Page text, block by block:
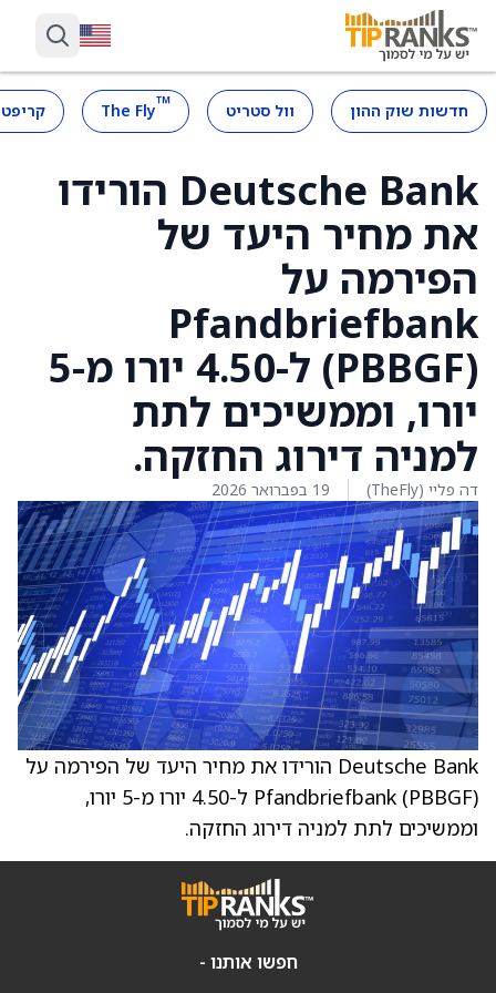
חדשות שוק ההון וול סטריט ™
The Fly
Deutsche Bank הורידו
את מחיר היעד של
הפירמה על
Pfandbriefbank
(PBBGF) ל-4.50 יורו מ-5
יורו, וממשיכים לתת
למניה דירוג החזקה.
דה פליי (TheFly) 19 בפברואר 2026
Deutsche Bank הורידו את מחיר היעד של הפירמה על
Pfandbriefbank (PBBGF) ל-4.50 יורו מ-5 יורו,
וממשיכים לתת למניה דירוג החזקה.
חפשו אותנו -